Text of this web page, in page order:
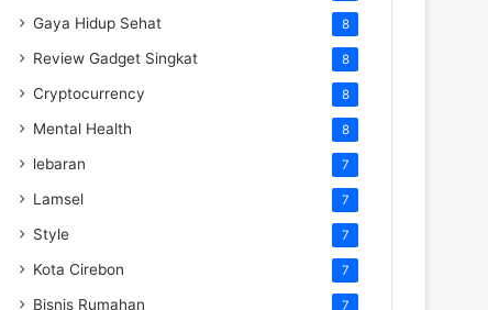
Gaya Hidup Sehat 8
Review Gadget Singkat 8
Cryptocurrency 8
Mental Health 8
lebaran 7
Lamsel 7
Style 7
Kota Cirebon 7
Bisnis Rumahan 7